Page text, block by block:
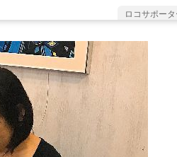
ロコサポータ